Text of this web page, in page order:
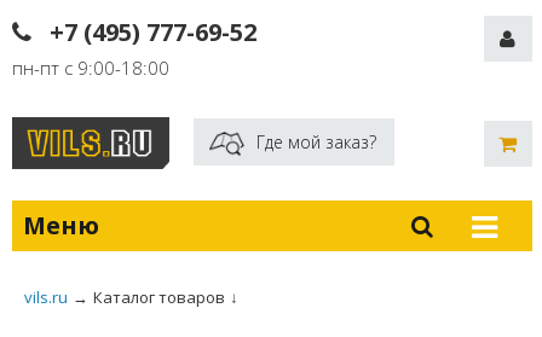
+7 (495) 777-69-52
пн-пт с 9:00-18:00
Где мой заказ?
Меню
vils.ru → Каталог товаров ↓